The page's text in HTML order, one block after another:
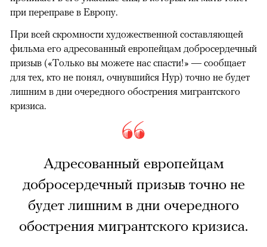
при переправе в Европу.
При всей скромности художественной составляющей
фильма его адресованный европейцам добросердечный
призыв («Только вы можете нас спасти!» — сообщает
для тех, кто не понял, очнувшийся Нур) точно не будет
лишним в дни очередного обострения мигрантского
кризиса.
Адресованный европейцам
добросердечный призыв точно не
будет лишним в дни очередного
обострения мигрантского кризиса.